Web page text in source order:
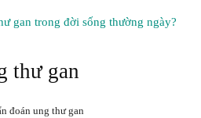
gan trong đời sống thường ngày?
thư gan